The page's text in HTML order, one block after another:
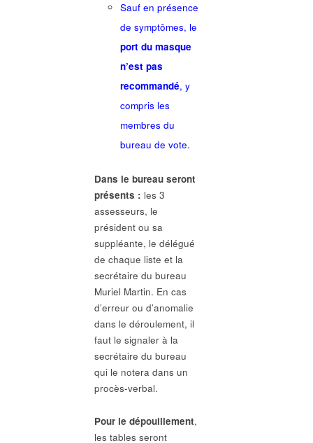
Sauf en présence
de symptômes, le
port du masque
n’est pas
recommandé, y
compris les
membres du
bureau de vote.
Dans le bureau seront
présents : les 3
assesseurs, le
président ou sa
suppléante, le délégué
de chaque liste et la
secrétaire du bureau
Muriel Martin. En cas
d’erreur ou d’anomalie
dans le déroulement, il
faut le signaler à la
secrétaire du bureau
qui le notera dans un
procès-verbal.
Pour le dépouillement,
les tables seront